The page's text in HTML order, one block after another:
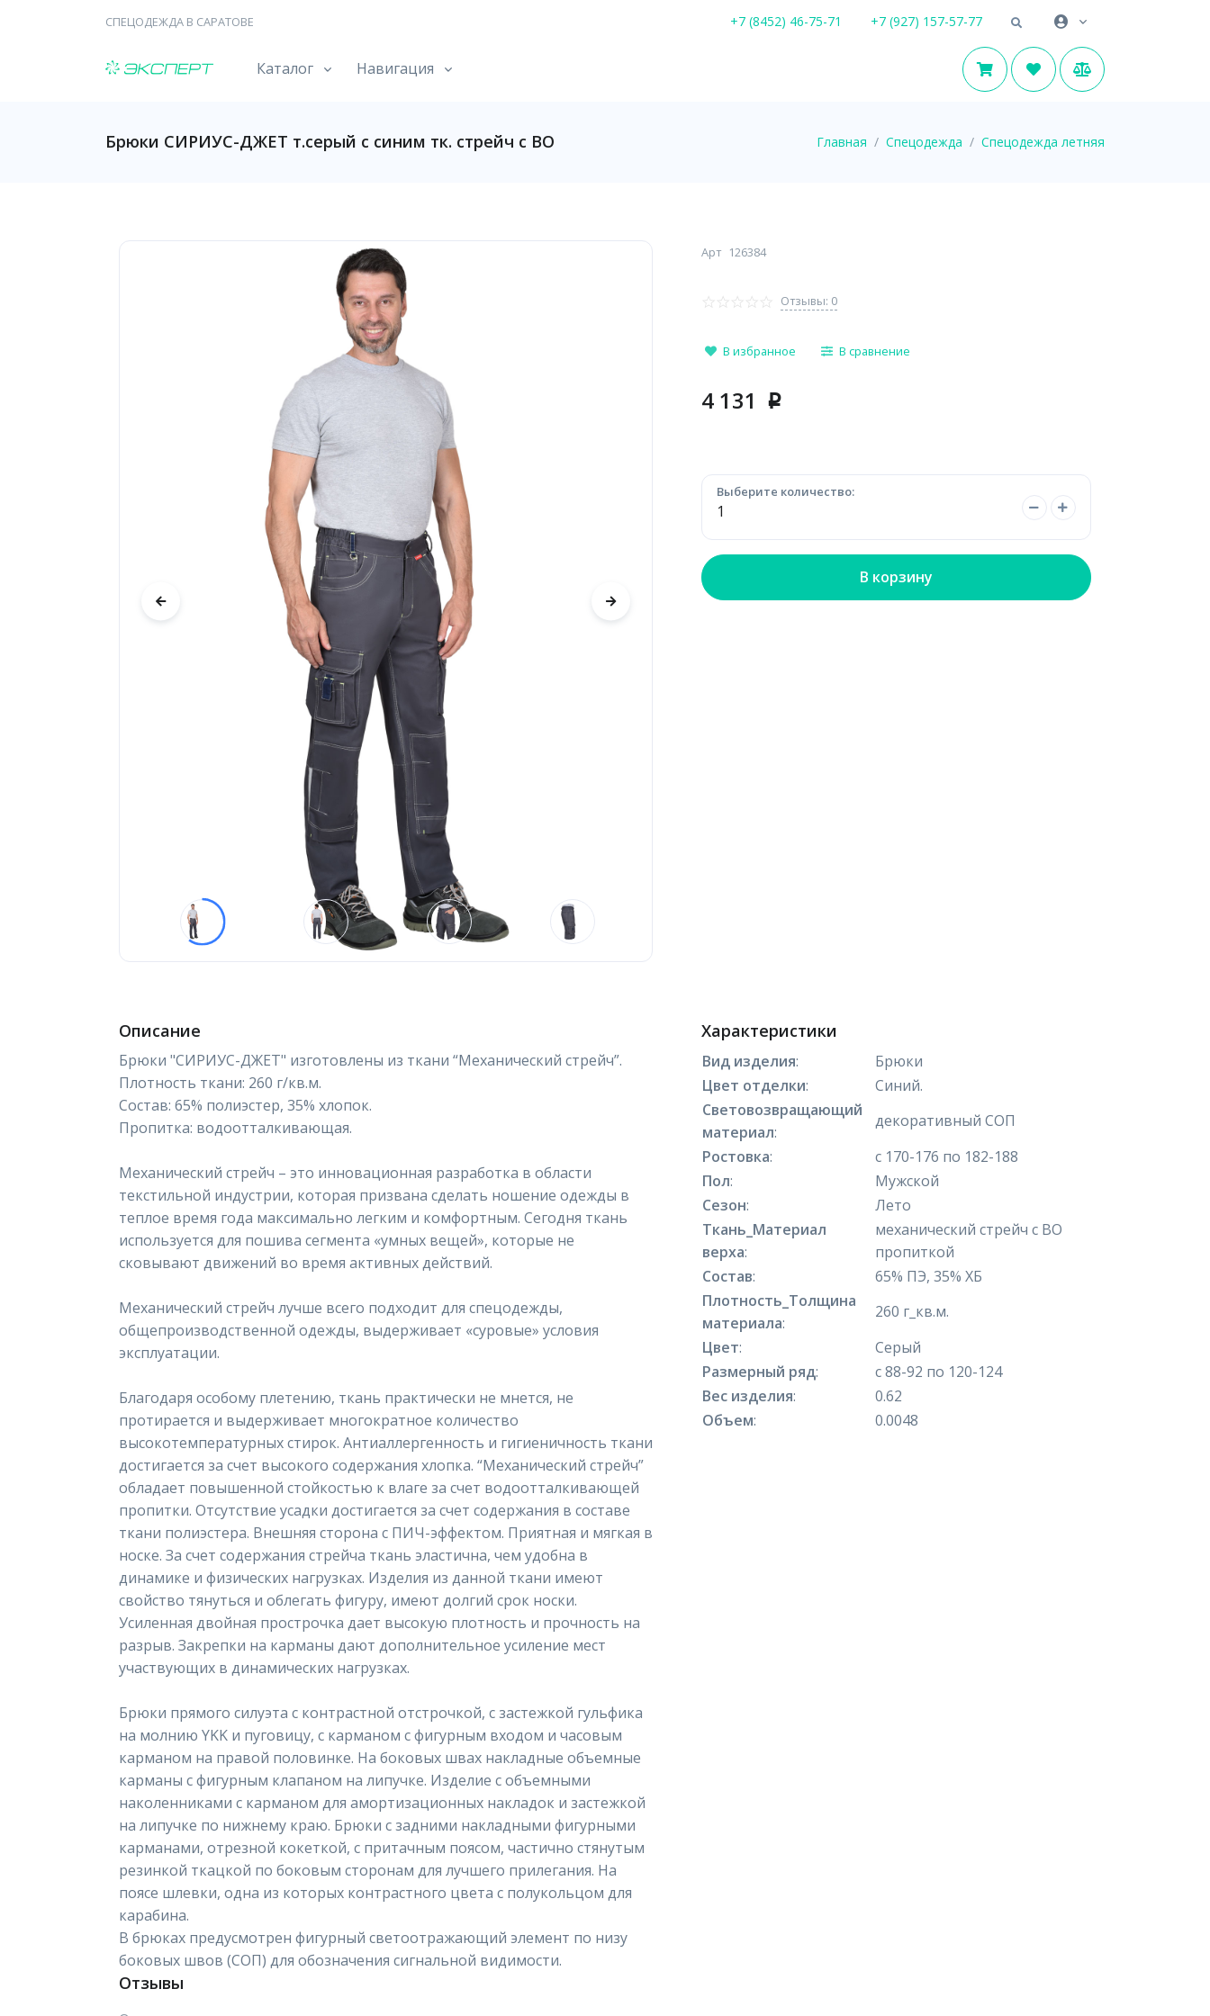
СПЕЦОДЕЖДА В САРАТОВЕ +7 (8452) 46-75-71 +7 (927) 157-57-77
Каталог Навигация
Брюки СИРИУС-ДЖЕТ т.серый с синим тк. стрейч с ВО Главная Спецодежда Спецодежда летняя
Арт 126384
Отзывы: 0
В избранное В сравнение
4 131 p
Выберите количество:
В корзину
Описание
Брюки "СИРИУС-ДЖЕТ" изготовлены из ткани “Механический стрейч”.
Плотность ткани: 260 г/кв.м.
Состав: 65% полиэстер, 35% хлопок.
Пропитка: водоотталкивающая.
Механический стрейч – это инновационная разработка в области
текстильной индустрии, которая призвана сделать ношение одежды в
теплое время года максимально легким и комфортным. Сегодня ткань
используется для пошива сегмента «умных вещей», которые не
сковывают движений во время активных действий.
Механический стрейч лучше всего подходит для спецодежды,
общепроизводственной одежды, выдерживает «суровые» условия
эксплуатации.
Благодаря особому плетению, ткань практически не мнется, не
протирается и выдерживает многократное количество
высокотемпературных стирок. Антиаллергенность и гигиеничность ткани
достигается за счет высокого содержания хлопка. “Механический стрейч”
обладает повышенной стойкостью к влаге за счет водоотталкивающей
пропитки. Отсутствие усадки достигается за счет содержания в составе
ткани полиэстера. Внешняя сторона с ПИЧ-эффектом. Приятная и мягкая в
носке. За счет содержания стрейча ткань эластична, чем удобна в
динамике и физических нагрузках. Изделия из данной ткани имеют
свойство тянуться и облегать фигуру, имеют долгий срок носки.
Усиленная двойная прострочка дает высокую плотность и прочность на
разрыв. Закрепки на карманы дают дополнительное усиление мест
участвующих в динамических нагрузках.
Брюки прямого силуэта с контрастной отстрочкой, с застежкой гульфика
на молнию YKK и пуговицу, с карманом с фигурным входом и часовым
карманом на правой половинке. На боковых швах накладные объемные
карманы с фигурным клапаном на липучке. Изделие с объемными
наколенниками с карманом для амортизационных накладок и застежкой
на липучке по нижнему краю. Брюки с задними накладными фигурными
карманами, отрезной кокеткой, с притачным поясом, частично стянутым
резинкой ткацкой по боковым сторонам для лучшего прилегания. На
поясе шлевки, одна из которых контрастного цвета с полукольцом для
карабина.
В брюках предусмотрен фигурный светоотражающий элемент по низу
боковых швов (СОП) для обозначения сигнальной видимости.
Отзывы
Характеристики
Вид изделия:
Брюки
Цвет отделки:
Синий.
Световозвращающий
материал:
декоративный СОП
Ростовка:
с 170-176 по 182-188
Пол:
Мужской
Сезон:
Лето
Ткань_Материал
верха:
механический стрейч с ВО
пропиткой
Состав:
65% ПЭ, 35% ХБ
Плотность_Толщина
материала:
260 г_кв.м.
Цвет:
Серый
Размерный ряд:
с 88-92 по 120-124
Вес изделия:
0.62
Объем: 0.0048